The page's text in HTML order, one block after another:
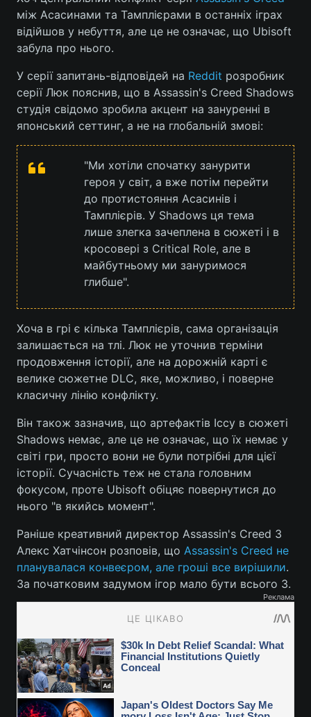
між Асасинами та Тамплієрами в останніх іграх
відійшов у небуття, але це не означає, що Ubisoft
забула про нього.
У серії запитань-відповідей на Reddit розробник
серії Люк пояснив, що в Assassin's Creed Shadows
студія свідомо зробила акцент на зануренні в
японський сеттинг, а не на глобальній змові:
"Ми хотіли спочатку занурити
героя у світ, а вже потім перейти
до протистояння Асасинів і
Тамплієрів. У Shadows ця тема
лише злегка зачеплена в сюжеті і в
кросовері з Critical Role, але в
майбутньому ми зануримося
глибше".
Хоча в грі є кілька Тамплієрів, сама організація
залишається на тлі. Люк не уточнив терміни
продовження історії, але на дорожній карті є
велике сюжетне DLC, яке, можливо, і поверне
класичну лінію конфлікту.
Він також зазначив, що артефактів Іссу в сюжеті
Shadows немає, але це не означає, що їх немає у
світі гри, просто вони не були потрібні для цієї
історії. Сучасність теж не стала головним
фокусом, проте Ubisoft обіцяє повернутися до
нього "в якийсь момент".
Раніше креативний директор Assassin's Creed 3
Алекс Хатчінсон розповів, що Assassin's Creed не
планувалася конвеєром, але гроші все вирішили.
За початковим задумом ігор мало бути всього 3.
Реклама